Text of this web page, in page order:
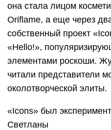
она стала лицом
Oriflame, а еще через
собственный проект
«Hello!»,
элементами роскоши.
читали представители
околотворческой элиты.
«Icons» был
Светланы